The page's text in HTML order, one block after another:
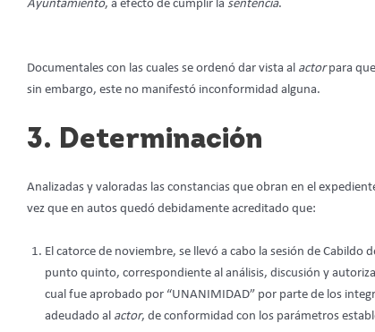
Ayuntamiento, a efecto de cumplir la sentencia.
Documentales con las cuales se ordenó dar vista al actorpara
sin embargo, este no manifestó inconformidad alguna.
3. Determinación
Analizadas y valoradas las constancias que obran en el
vez que en autos quedó debidamente acreditado que:
El catorce de noviembre, se llevó a cabo la sesión de Cabildo
punto quinto, correspondiente al análisis, discusión y
cual fue aprobado por “UNANIMIDAD” por parte de los
adeudado al actor, de conformidad con los parámetros